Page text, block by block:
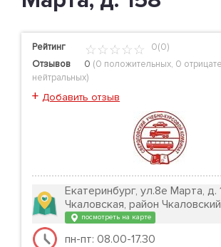
Рейтинг
0(0)
Отзывов
0 (0 положительных, 0
нейтральных)
+ Добавить отзыв
Екатеринбург, ул.8е Марта, д.
Чкаловская, район Чкаловский
посмотреть на карте
пн-пт: 08.00-17.30